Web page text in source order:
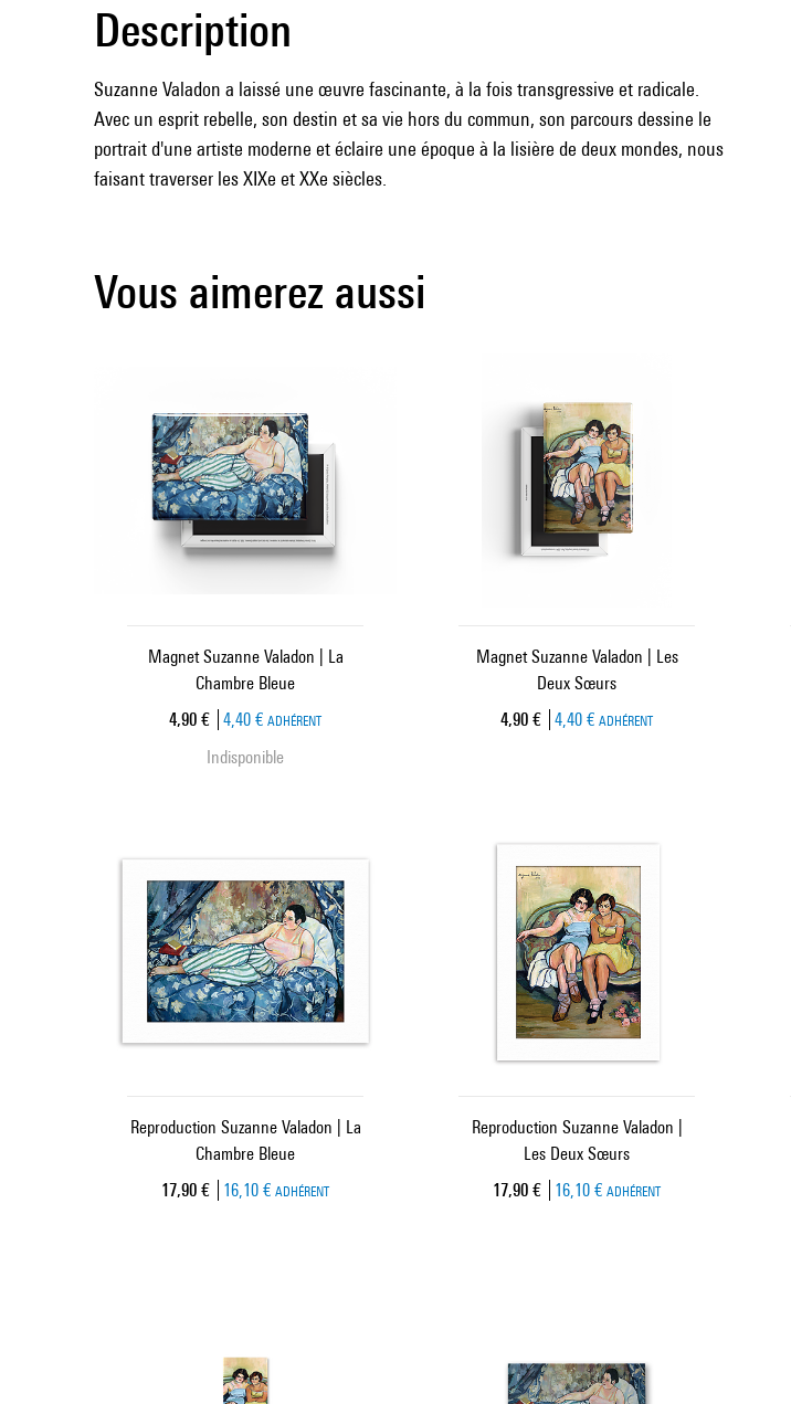
Description
Suzanne Valadon a laissé une œuvre fascinante, à la fois transgressive et radicale.
Avec un esprit rebelle, son destin et sa vie hors du commun, son parcours dessine le
portrait d'une artiste moderne et éclaire une époque à la lisière de deux mondes, nous
faisant traverser les XIXe et XXe siècles.
Vous aimerez aussi
Magnet Suzanne Valadon | La
Chambre Bleue
Prix ​​actuel
4,90 € 4,40 € ADHÉRENT
Indisponible
Magnet Suzanne Valadon | Les
Deux Sœurs
Prix ​​actuel
4,90 € 4,40 € ADHÉRENT
Reproduction Suzanne Valadon | La
Chambre Bleue
Prix ​​actuel
17,90 € 16,10 € ADHÉRENT
Reproduction Suzanne Valadon |
Les Deux Sœurs
Prix ​​actuel
17,90 € 16,10 € ADHÉRENT